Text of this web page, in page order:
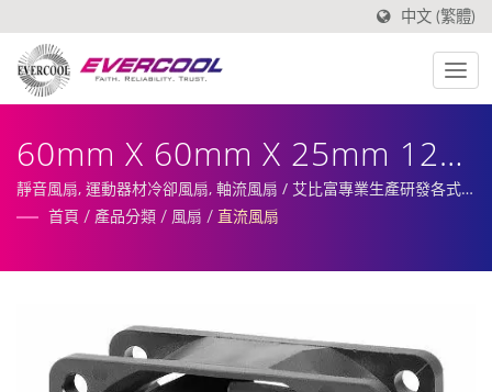
中文 (繁體)
60mm X 60mm X 25mm 12V
~ 24V 直流風扇
靜音風扇, 運動器材冷卻風扇, 軸流風扇 / 艾比富專業生產研發各式
產業使用風扇、散熱器、散熱片及相關散熱周邊。
首頁 / 產品分類 / 風扇 / 直流風扇